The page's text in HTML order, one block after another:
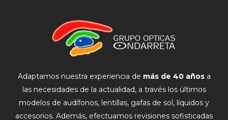
Adaptamos nuestra experiencia de más de 40 años a
las necesidades de la actualidad, a través los últimos
modelos de audífonos, lentillas, gafas de sol, líquidos y
accesorios. Además, efectuamos revisiones sofisticadas